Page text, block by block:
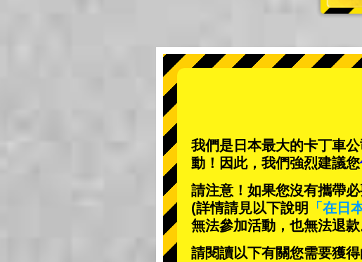
我們是日本最大的卡丁車
動 ！因此，我們強烈建議您
請注意！如果您沒有攜帶
(詳情請見以下說明
「在日
無法參加活動，也無法退款
請閱讀以下有關您需要獲